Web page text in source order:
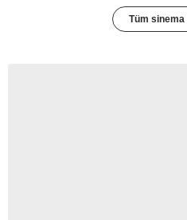
Tüm